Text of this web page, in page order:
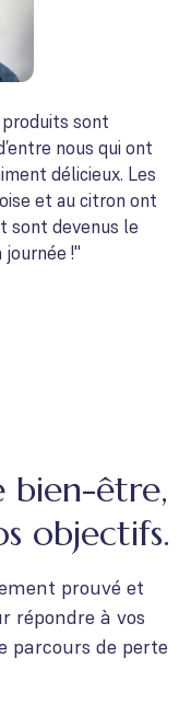
produits sont
nous qui ont
délicieux. Les
et au citron ont
sont devenus le
!"
bien-être,
objectifs.
prouvé et
répondre à vos
parcours de perte